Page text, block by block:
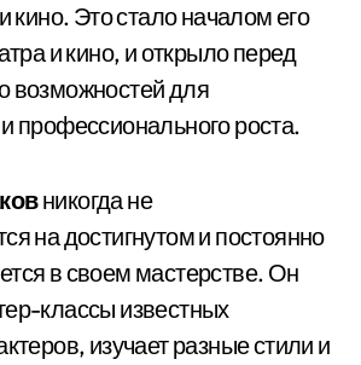
кино. Это стало началом его
и кино, и открыло перед
возможностей для
профессионального роста.
никогда не
на достигнутом и постоянно
в своем мастерстве. Он
классы известных
изучает разные стили и